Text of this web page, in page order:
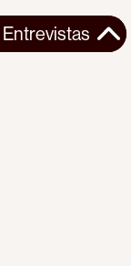
Entrevistas